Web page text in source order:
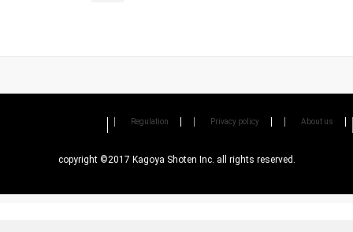
Regulation Privacy policy About us
copyright ©2017 Kagoya Shoten Inc. all rights reserved.